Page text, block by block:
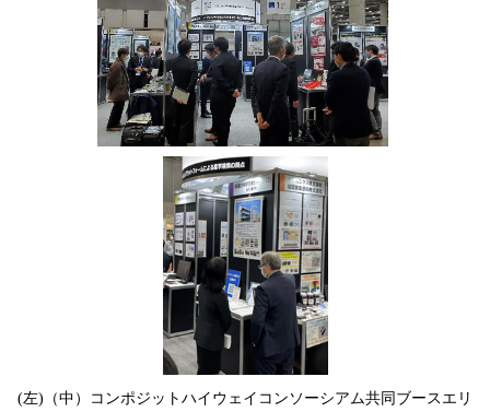
(左)（中）コンポジットハイウェイコンソーシアム共同ブースエリ